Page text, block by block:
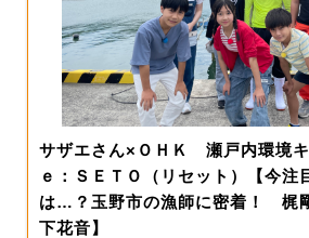
サザエさん×ＯＨＫ 瀬戸内環境キ
ｅ：ＳＥＴＯ（リセット）【今注
は…？玉野市の漁師に密着！ 梶
下花音】